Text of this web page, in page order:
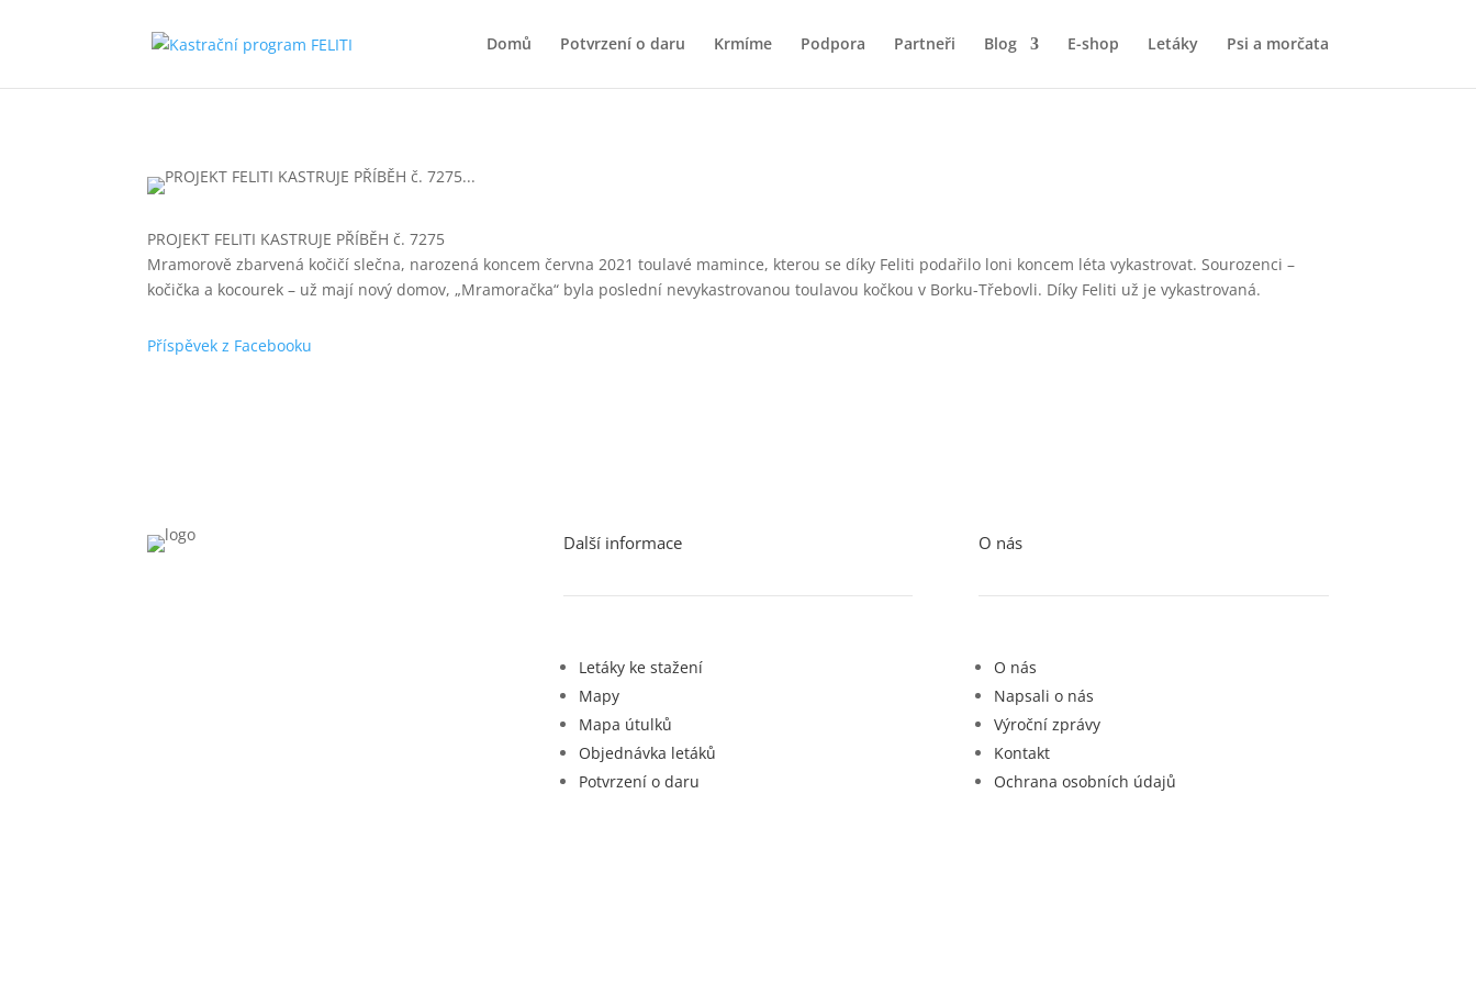
Domů Potvrzení o daru Krmíme Podpora Partneři Blog E-shop Letáky Psi a morčata
PROJEKT FELITI KASTRUJE PŘÍBĚH č. 7275
Mramorově zbarvená kočičí slečna, narozená koncem června 2021 toulavé mamince, kterou se díky Feliti podařilo loni koncem léta vykastrovat. Sourozenci –
kočička a kocourek – už mají nový domov, „Mramoračka“ byla poslední nevykastrovanou toulavou kočkou v Borku-Třebovli. Díky Feliti už je vykastrovaná.
Příspěvek z Facebooku
Další informace
Letáky ke stažení
Mapy
Mapa útulků
Objednávka letáků
Potvrzení o daru
O nás
O nás
Napsali o nás
Výroční zprávy
Kontakt
Ochrana osobních údajů